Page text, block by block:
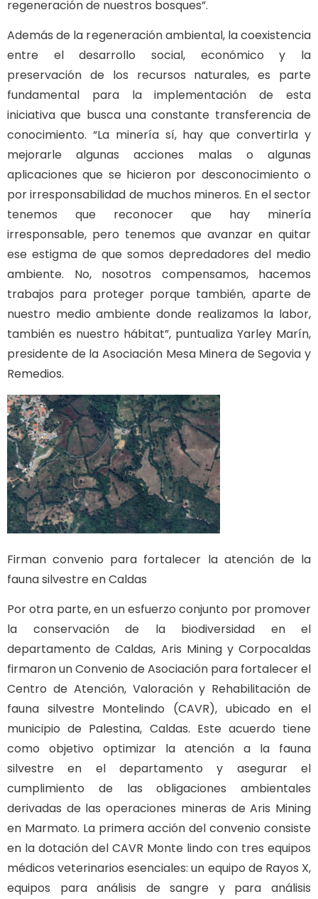
regeneración de nuestros bosques”.
Además de la regeneración ambiental, la coexistencia
entre el desarrollo social, económico y la
preservación de los recursos naturales, es parte
fundamental para la implementación de esta
iniciativa que busca una constante transferencia de
conocimiento. “La minería sí, hay que convertirla y
mejorarle algunas acciones malas o algunas
aplicaciones que se hicieron por desconocimiento o
por irresponsabilidad de muchos mineros. En el sector
tenemos que reconocer que hay minería
irresponsable, pero tenemos que avanzar en quitar
ese estigma de que somos depredadores del medio
ambiente. No, nosotros compensamos, hacemos
trabajos para proteger porque también, aparte de
nuestro medio ambiente donde realizamos la labor,
también es nuestro hábitat”, puntualiza Yarley Marín,
presidente de la Asociación Mesa Minera de Segovia y
Remedios.
Firman convenio para fortalecer la atención de la
fauna silvestre en Caldas
Por otra parte, en un esfuerzo conjunto por promover
la conservación de la biodiversidad en el
departamento de Caldas, Aris Mining y Corpocaldas
firmaron un Convenio de Asociación para fortalecer el
Centro de Atención, Valoración y Rehabilitación de
fauna silvestre Montelindo (CAVR), ubicado en el
municipio de Palestina, Caldas. Este acuerdo tiene
como objetivo optimizar la atención a la fauna
silvestre en el departamento y asegurar el
cumplimiento de las obligaciones ambientales
derivadas de las operaciones mineras de Aris Mining
en Marmato. La primera acción del convenio consiste
en la dotación del CAVR Monte lindo con tres equipos
médicos veterinarios esenciales: un equipo de Rayos X,
equipos para análisis de sangre y para análisis